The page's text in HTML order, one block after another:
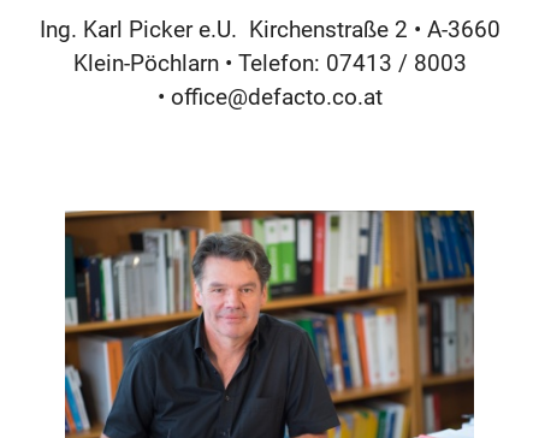
Ing. Karl Picker e.U. Kirchenstraße 2 • A-3660
Klein-Pöchlarn • Telefon: 07413 / 8003
• office@defacto.co.at